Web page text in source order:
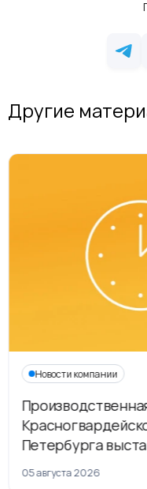
Другие
Новости компании
Петербурга
рамках
05 августа 2026